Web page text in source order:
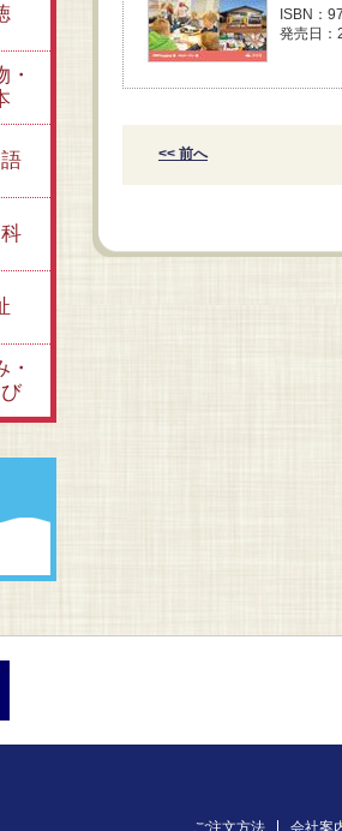
ISBN：
発売日：
<< 前へ
・
・